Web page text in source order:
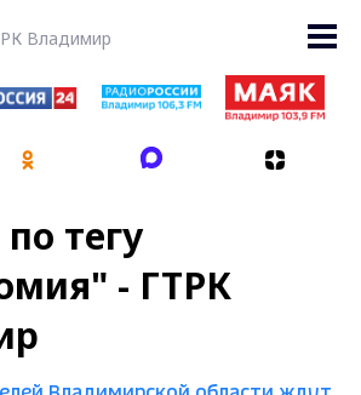
Владимир
тегу
- ГТРК